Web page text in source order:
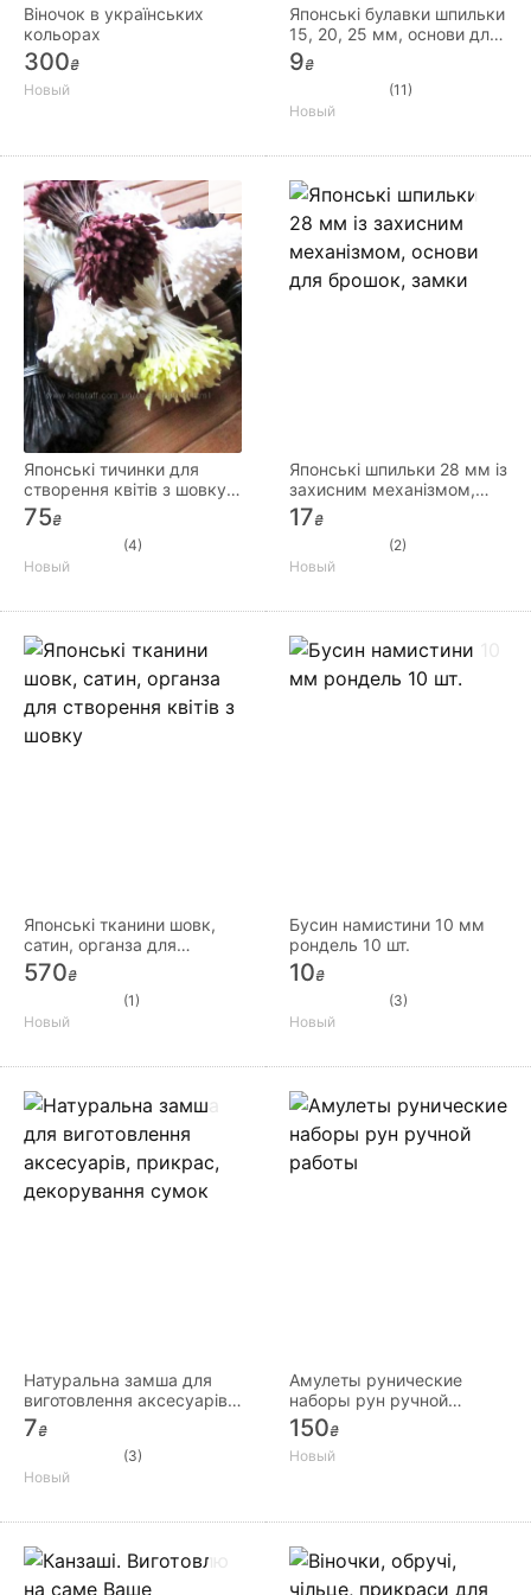
Віночок в українських
кольорах
300₴
Новый
Японські булавки шпильки
15, 20, 25 мм, основи для
брошок, якісна фурнітура
9₴
(11)
Новый
Японські тичинки для
створення квітів з шовку
шкіри полімерної глини
цукров
75₴
(4)
Новый
Японські шпильки 28 мм із
захисним механізмом,
основи для брошок, замки
17₴
(2)
Новый
Японські тканини шовк,
сатин, органза для
створення квітів з шовку
570₴
(1)
Новый
Бусин намистини 10 мм
рондель 10 шт.
10₴
(3)
Новый
Натуральна замша для
виготовлення аксесуарів,
прикрас, декорування
сумок
7₴
(3)
Новый
Амулеты рунические
наборы рун ручной
работы
150₴
Новый